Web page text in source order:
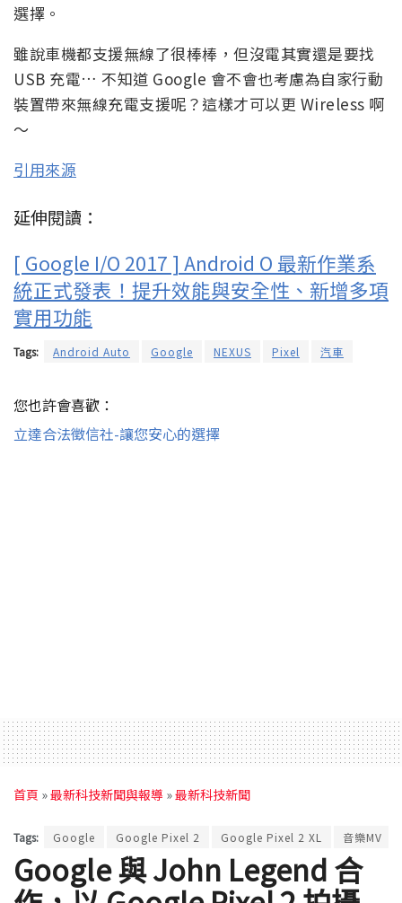
選擇。
雖說車機都支援無線了很棒棒，但沒電其實還是要找
USB 充電… 不知道 Google 會不會也考慮為自家行動
裝置帶來無線充電支援呢？這樣才可以更 Wireless 啊
～
引用來源
延伸閱讀：
[ Google I/O 2017 ] Android O 最新作業系
統正式發表！提升效能與安全性、新增多項
實用功能
Tags: Android Auto Google NEXUS Pixel 汽車
您也許會喜歡：
立達合法徵信社-讓您安心的選擇
首頁 »最新科技新聞與報導 »最新科技新聞
Tags: Google Google Pixel 2 Google Pixel 2 XL 音樂MV
Google 與 John Legend 合